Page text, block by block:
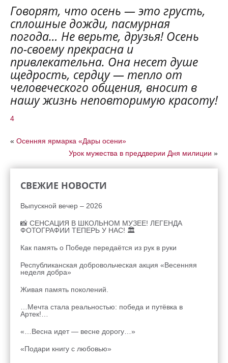
Говорят, что осень — это грусть,
сплошные дожди, пасмурная
погода… Не верьте, друзья! Осень
по-своему прекрасна и
привлекательна. Она несет душе
щедрость, сердцу — тепло от
человеческого общения, вносит в
нашу жизнь неповторимую красоту!
4
« Осенняя ярмарка «Дары осени»
Урок мужества в преддверии Дня милиции »
СВЕЖИЕ НОВОСТИ
Выпускной вечер – 2026
📸 СЕНСАЦИЯ В ШКОЛЬНОМ МУЗЕЕ! ЛЕГЕНДА
ФОТОГРАФИИ ТЕПЕРЬ У НАС! 🏛
Как память о Победе передаётся из рук в руки
Республиканская добровольческая акция «Весенняя
неделя добра»
Живая память поколений.
…Мечта стала реальностью: победа и путёвка в
Артек!…
«…Весна идет — весне дорогу…»
«Подари книгу с любовью»